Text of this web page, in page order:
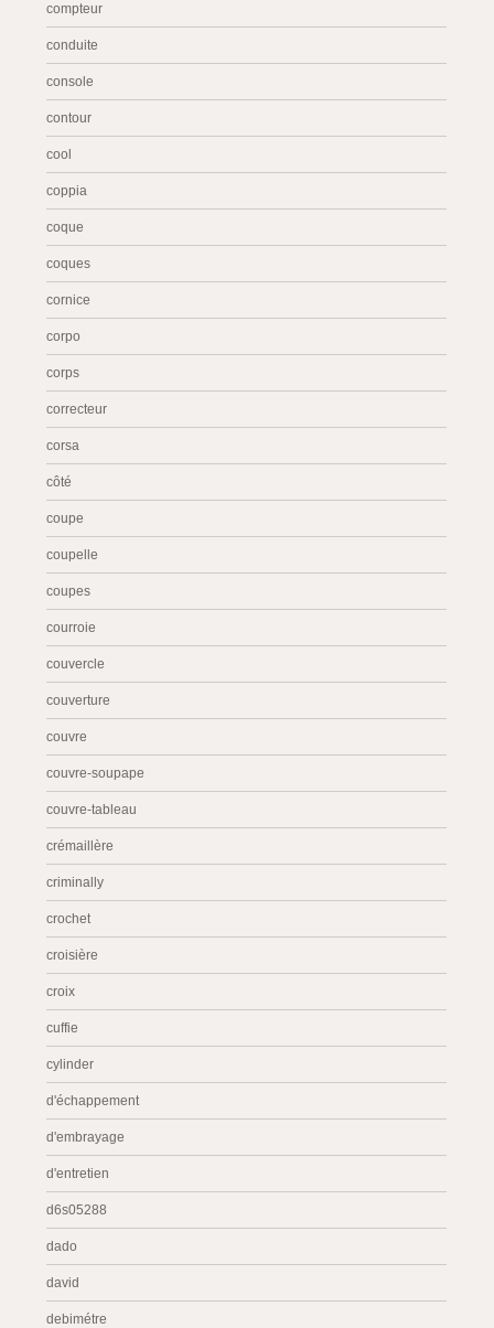
compteur
conduite
console
contour
cool
coppia
coque
coques
cornice
corpo
corps
correcteur
corsa
côté
coupe
coupelle
coupes
courroie
couvercle
couverture
couvre
couvre-soupape
couvre-tableau
crémaillère
criminally
crochet
croisière
croix
cuffie
cylinder
d'échappement
d'embrayage
d'entretien
d6s05288
dado
david
debimétre